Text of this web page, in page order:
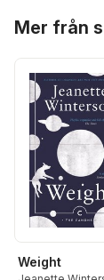
Mer från
Weight